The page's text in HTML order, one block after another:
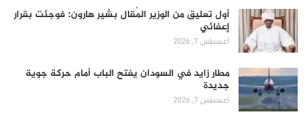
أول تعليق من الوزير المُقال بشير هارون: فوجئت بقرار
إعفائي
أغسطس 7, 2026
مطار زايد في السودان يفتح الباب أمام حركة جوية
جديدة
أغسطس 7, 2026